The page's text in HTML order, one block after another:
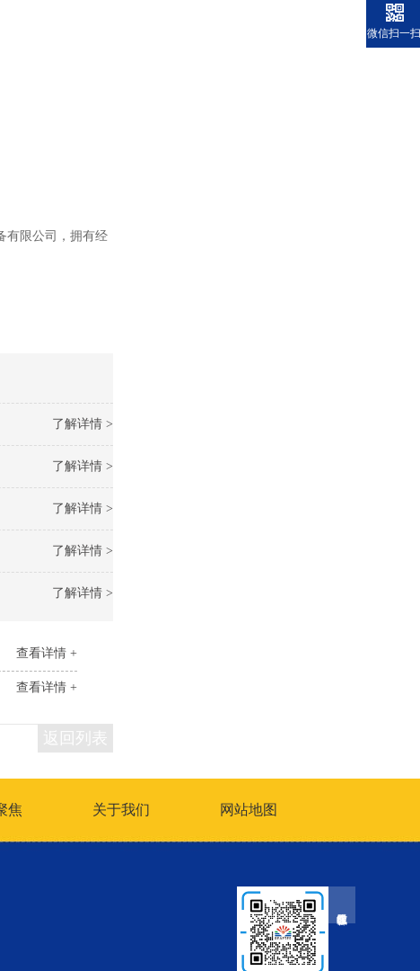
有限公司，拥有经
了解详情 >
了解详情 >
了解详情 >
了解详情 >
了解详情 >
查看详情 +
查看详情 +
返回列表
焦 关于我们 网站地图
微信扫一扫